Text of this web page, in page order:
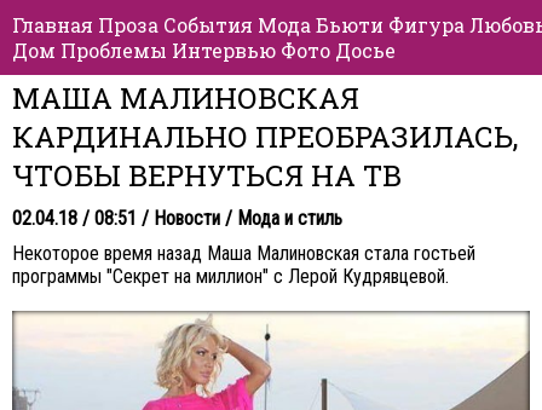
Главная Проза События Мода Бьюти Фигура
Дом Проблемы Интервью Фото Досье
МАША МАЛИНОВСКАЯ
КАРДИНАЛЬНО ПРЕОБРАЗИЛАСЬ,
ЧТОБЫ ВЕРНУТЬСЯ НА ТВ
02.04.18 / 08:51 / Новости / Мода и стиль
Некоторое время назад Маша Малиновская стала гостьей
программы "Секрет на миллион" с Лерой Кудрявцевой.